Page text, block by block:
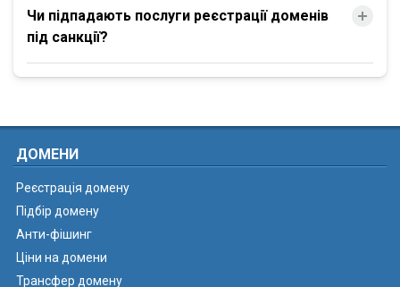
Чи підпадають послуги реєстрації доменів
під санкції?
ДОМЕНИ
Реєстрація домену
Підбір домену
Анти-фішинг
Ціни на домени
Трансфер домену